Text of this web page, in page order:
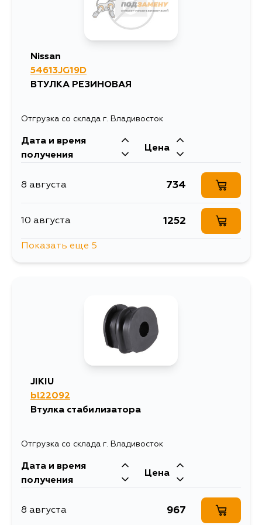
19 августа
Nissan
54613JG19D
ВТУЛКА РЕЗИНОВАЯ
Отгрузка со склада г. Владивосток
Дата и время
получения
Цена
8 августа 734
10 августа 1252
785
4 сентября
Показать еще 5
JIKIU
bl22092
Втулка стабилизатора
Отгрузка со склада г. Владивосток
Дата и время
получения
Цена
8 августа 967